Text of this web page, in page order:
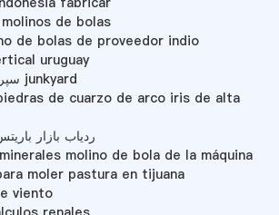
de bolas
de bolas de proveedor indio
uruguay
سپرده استخراج تجهیزات junkyard
de cuarzo de arco iris de alta
ردیاب بازار
molino de bola de la máquina
moler pastura en tijuana
viento